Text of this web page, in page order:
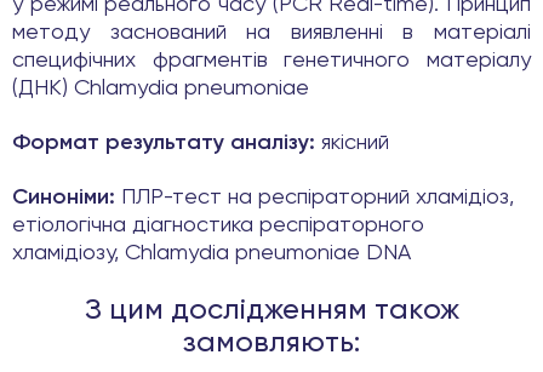
методу заснований на виявленні в матеріалі
специфічних фрагментів генетичного матеріалу
(ДНК) Chlamydia pneumoniae
Формат результату аналізу: якісний
Синоніми: ПЛР-тест на респіраторний хламідіоз,
етіологічна діагностика респіраторного
хламідіозу, Chlamydia pneumoniae DNA
З цим дослідженням також
замовляють: